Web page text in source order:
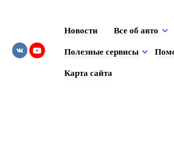
Новости Все об авто
Полезные сервисы
Карта сайта